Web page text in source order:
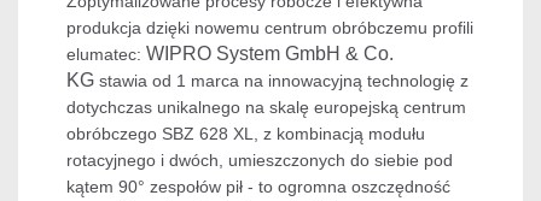
produkcja dzięki nowemu centrum obróbczemu profili
elumatec: WIPRO System GmbH & Co.
KG stawia od 1 marca na innowacyjną technologię z
dotychczas unikalnego na skalę europejską centrum
obróbczego SBZ 628 XL, z kombinacją modułu
rotacyjnego i dwóch, umieszczonych do siebie pod
kątem 90° zespołów pił - to ogromna oszczędność